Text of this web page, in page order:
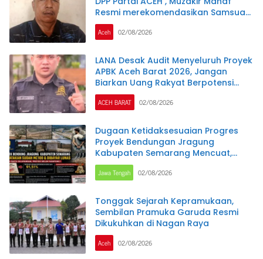
Resmi merekomendasikan Samsuar
( WAN Malaya ) PJ Ketua Partai Aceh
kabupaten Nagan Raya .
Aceh 02/08/2026
LANA Desak Audit Menyeluruh Proyek
APBK Aceh Barat 2026, Jangan
Biarkan Uang Rakyat Berpotensi
Terbuang
ACEH BARAT 02/08/2026
Dugaan Ketidaksesuaian Progres
Proyek Bendungan Jragung
Kabupaten Semarang Mencuat,
Administrasi Disebut MC 100 Persen,
Pantauan Lapangan Diperkirakan
Jawa Tengah 02/08/2026
Tonggak Sejarah Kepramukaan,
Sembilan Pramuka Garuda Resmi
Dikukuhkan di Nagan Raya
Aceh 02/08/2026